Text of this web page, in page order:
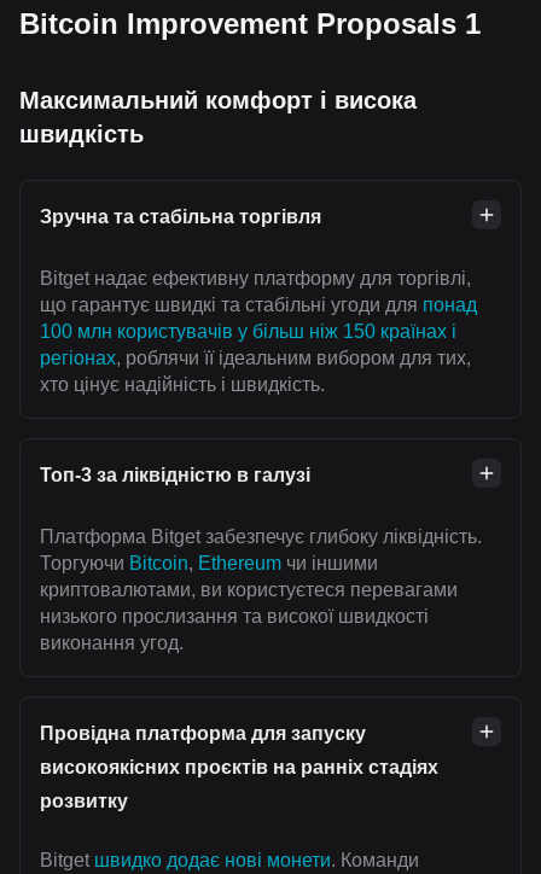
Bitcoin Improvement Proposals 1
Максимальний комфорт і висока
швидкість
Зручна та стабільна торгівля
Bitget надає ефективну платформу для торгівлі,
що гарантує швидкі та стабільні угоди для понад
100 млн користувачів у більш ніж 150 країнах і
регіонах, роблячи її ідеальним вибором для тих,
хто цінує надійність і швидкість.
Топ-3 за ліквідністю в галузі
Платформа Bitget забезпечує глибоку ліквідність.
Торгуючи Bitcoin, Ethereum чи іншими
криптовалютами, ви користуєтеся перевагами
низького прослизання та високої швидкості
виконання угод.
Провідна платформа для запуску
високоякісних проєктів на ранніх стадіях
розвитку
Bitget швидко додає нові монети. Команди